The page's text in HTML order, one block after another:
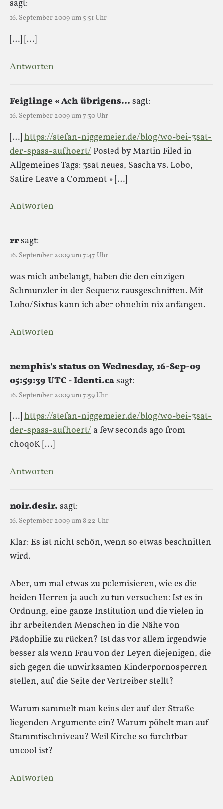
sagt:
16. September 2009 um 5:51 Uhr
[…] […]
Antworten
Feiglinge « Ach übrigens… sagt:
16. September 2009 um 7:30 Uhr
[…] https://stefan-niggemeier.de/blog/wo-bei-3sat-
der-spass-aufhoert/ Posted by Martin Filed in
Allgemeines Tags: 3sat neues, Sascha vs. Lobo,
Satire Leave a Comment » […]
Antworten
rrsagt:
16. September 2009 um 7:47 Uhr
was mich anbelangt, haben die den einzigen
Schmunzler in der Sequenz rausgeschnitten. Mit
Lobo/Sixtus kann ich aber ohnehin nix anfangen.
Antworten
nemphis's status on Wednesday, 16-Sep-09
05:59:39 UTC - Identi.casagt:
16. September 2009 um 7:59 Uhr
[…] https://stefan-niggemeier.de/blog/wo-bei-3sat-
der-spass-aufhoert/ a few seconds ago from
choqoK […]
Antworten
noir.desir. sagt:
16. September 2009 um 8:22 Uhr
Klar: Es ist nicht schön, wenn so etwas beschnitten
wird.
Aber, um mal etwas zu polemisieren, wie es die
beiden Herren ja auch zu tun versuchen: Ist es in
Ordnung, eine ganze Institution und die vielen in
ihr arbeitenden Menschen in die Nähe von
Pädophilie zu rücken? Ist das vor allem irgendwie
besser als wenn Frau von der Leyen diejenigen, die
sich gegen die unwirksamen Kinderpornosperren
stellen, auf die Seite der Vertreiber stellt?
Warum sammelt man keins der auf der Straße
liegenden Argumente ein? Warum pöbelt man auf
Stammtischniveau? Weil Kirche so furchtbar
uncool ist?
Antworten